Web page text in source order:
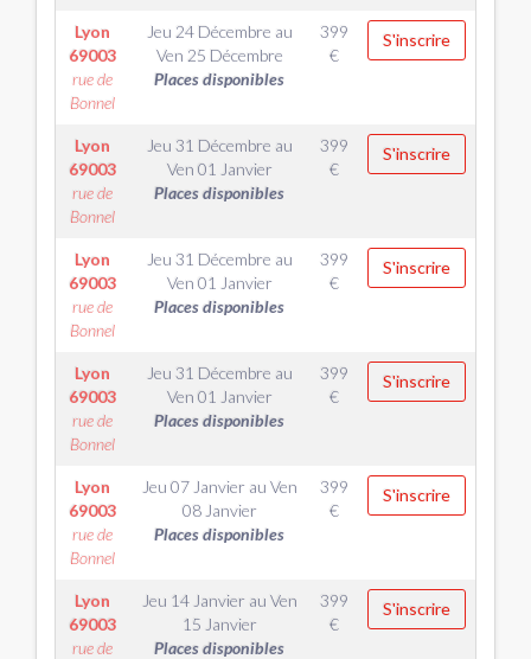
Lyon
69003
rue de
Bonnel
Jeu 24 Décembre au
Ven 25 Décembre
Places disponibles
399
€
S'inscrire
Lyon
69003
rue de
Bonnel
Jeu 31 Décembre au
Ven 01 Janvier
Places disponibles
399
€
S'inscrire
Lyon
69003
rue de
Bonnel
Jeu 31 Décembre au
Ven 01 Janvier
Places disponibles
399
€
S'inscrire
Lyon
69003
rue de
Bonnel
Jeu 31 Décembre au
Ven 01 Janvier
Places disponibles
399
€
S'inscrire
Lyon
69003
rue de
Bonnel
Jeu 07 Janvier au Ven
08 Janvier
Places disponibles
399
€
S'inscrire
Lyon
69003
rue de
Jeu 14 Janvier au Ven
15 Janvier
Places disponibles
399
€
S'inscrire